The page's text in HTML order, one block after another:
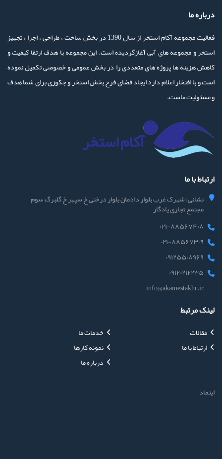
درباره ما
فعالیت مجموعه آکام استخر از سال 1390 در بخش ساخت ، طراحی ، اجرا ، تجهیز
استخر و مجموعه های آبی آغازگردیده است. این مجموعه با هدف ارتقا کیفیت و
کاهش هزینه ها پروژه های متعددی را در بخش عمومی و خصوصی تکمیل نموده
است و با افتخار اعلام دارد ایجاد فضای فرح بخش استخر و جکوزی برای شما هدف
و مسئولیت ماست.
ارتباط با ما
نشانی: شهرک غرب بلوار دادمان بلوار درختی خ سپهر خ گلبرگ سوم
مجتمع تجاری یادگار
۰۲۱-۸۸۵۶۷۴۰۸
۰۲۱-۸۸۵۶۷۳۰۹
۰۹۱۲۵۵۰۸۹۶۹
۰۹۱۲۰۲۱۲۲۳۵
info@akamestakhr.ir
لینک مرتبط
خدمات ما
مقالات
نمونه کارها
ارتباط با ما
درباره ما
اینماد